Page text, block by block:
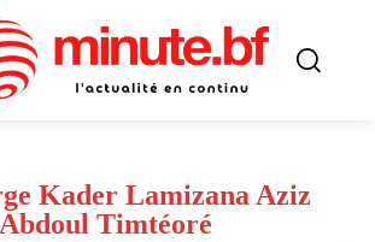
Kader Lamizana Aziz
Abdoul Timtéoré